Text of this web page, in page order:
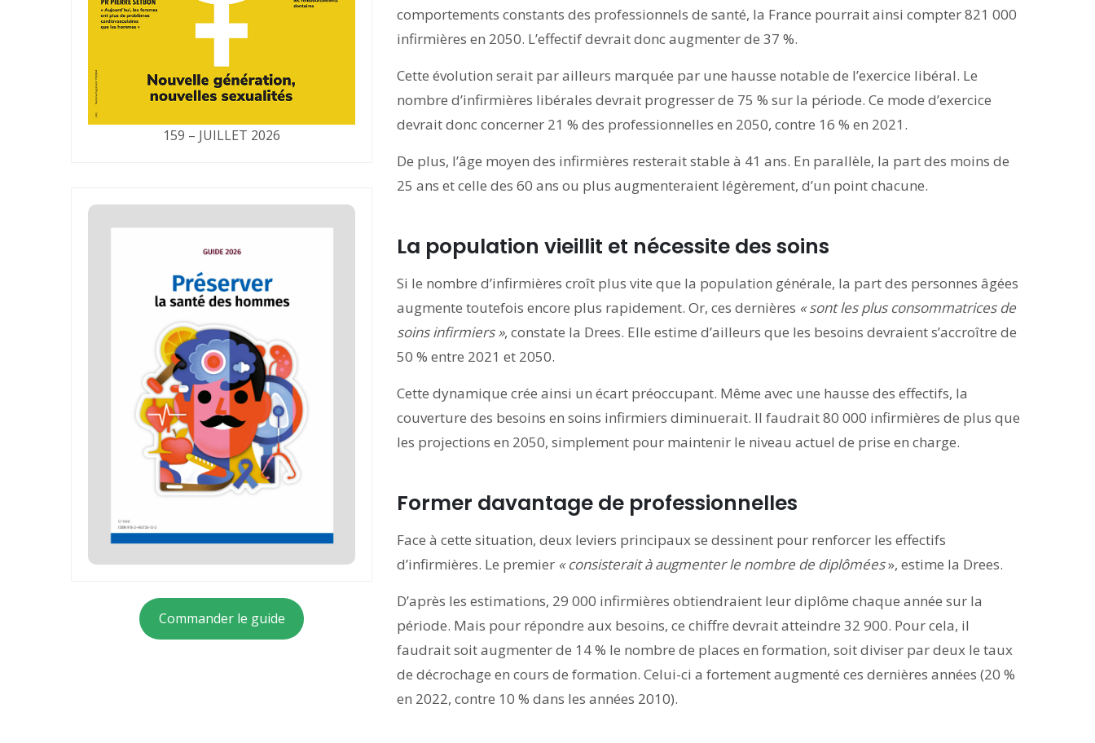
159 – JUILLET 2026
Commander le guide
comportements constants des professionnels de santé, la France pourrait ainsi compter 821 000
infirmières en 2050. L’effectif devrait donc augmenter de 37 %.
Cette évolution serait par ailleurs marquée par une hausse notable de l’exercice libéral. Le
nombre d’infirmières libérales devrait progresser de 75 % sur la période. Ce mode d’exercice
devrait donc concerner 21 % des professionnelles en 2050, contre 16 % en 2021.
De plus, l’âge moyen des infirmières resterait stable à 41 ans. En parallèle, la part des moins de
25 ans et celle des 60 ans ou plus augmenteraient légèrement, d’un point chacune.
La population vieillit et nécessite des soins
Si le nombre d’infirmières croît plus vite que la population générale, la part des personnes âgées
augmente toutefois encore plus rapidement. Or, ces dernières « sont les plus consommatrices de
soins infirmiers », constate la Drees. Elle estime d’ailleurs que les besoins devraient s’accroître de
50 % entre 2021 et 2050.
Cette dynamique crée ainsi un écart préoccupant. Même avec une hausse des effectifs, la
couverture des besoins en soins infirmiers diminuerait. Il faudrait 80 000 infirmières de plus que
les projections en 2050, simplement pour maintenir le niveau actuel de prise en charge.
Former davantage de professionnelles
Face à cette situation, deux leviers principaux se dessinent pour renforcer les effectifs
d’infirmières. Le premier « consisterait à augmenter le nombre de diplômées», estime la Drees.
D’après les estimations, 29 000 infirmières obtiendraient leur diplôme chaque année sur la
période. Mais pour répondre aux besoins, ce chiffre devrait atteindre 32 900. Pour cela, il
faudrait soit augmenter de 14 % le nombre de places en formation, soit diviser par deux le taux
de décrochage en cours de formation. Celui-ci a fortement augmenté ces dernières années (20 %
en 2022, contre 10 % dans les années 2010).